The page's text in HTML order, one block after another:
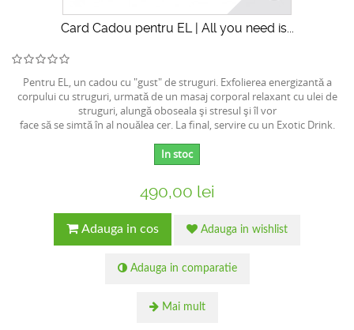
Card Cadou pentru EL | All you need is...
Pentru EL, un cadou cu "gust" de struguri. Exfolierea energizantă a
corpului cu struguri, urmată de un masaj corporal relaxant cu ulei de
struguri, alungă oboseala şi stresul şi îl vor
face să se simtă în al nouălea cer. La final, servire cu un Exotic Drink.
In stoc
490,00 lei
Adauga in cos Adauga in wishlist
Adauga in comparatie
Mai mult